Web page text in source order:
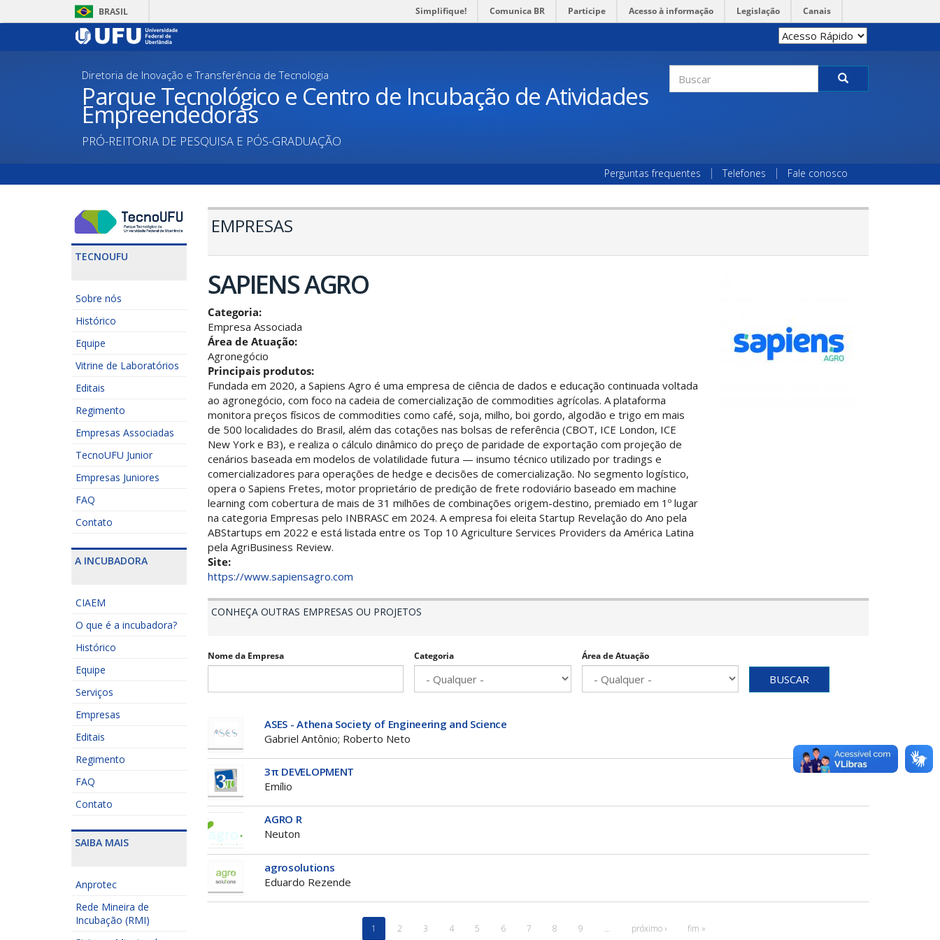
para
BRASIL Simplifique! Comunica BR Participe Acesso à informação Legislação Canais
Diretoria de Inovação e Transferência de Tecnologia
Parque Tecnológico e Centro de Incubação de Atividades
Empreendedoras
PRÓ-REITORIA DE PESQUISA E PÓS-GRADUAÇÃO
Formulário
de
Perguntas frequentes Telefones Fale conosco
TECNOUFU
Sobre nós
Histórico
Equipe
Vitrine de Laboratórios
Editais
Regimento
Empresas Associadas
TecnoUFU Junior
Empresas Juniores
FAQ
Contato
A INCUBADORA
CIAEM
O que é a incubadora?
Histórico
Equipe
Serviços
Empresas
Editais
Regimento
FAQ
Contato
SAIBA MAIS
Anprotec
Rede Mineira de
Incubação (RMI)
EMPRESAS
SAPIENS AGRO
Categoria:
Empresa Associada
Área de Atuação:
Agronegócio
Principais produtos:
Fundada em 2020, a Sapiens Agro é uma empresa de ciência de dados e educação continuada voltada
ao agronegócio, com foco na cadeia de comercialização de commodities agrícolas. A plataforma
monitora preços físicos de commodities como café, soja, milho, boi gordo, algodão e trigo em mais
de 500 localidades do Brasil, além das cotações nas bolsas de referência (CBOT, ICE London, ICE
New York e B3), e realiza o cálculo dinâmico do preço de paridade de exportação com projeção de
cenários baseada em modelos de volatilidade futura — insumo técnico utilizado por tradings e
comercializadores para operações de hedge e decisões de comercialização. No segmento logístico,
opera o Sapiens Fretes, motor proprietário de predição de frete rodoviário baseado em machine
learning com cobertura de mais de 31 milhões de combinações origem-destino, premiado em 1º lugar
na categoria Empresas pelo INBRASC em 2024. A empresa foi eleita Startup Revelação do Ano pela
ABStartups em 2022 e está listada entre os Top 10 Agriculture Services Providers da América Latina
pela AgriBusiness Review.
Site:
https://www.sapiensagro.com
CONHEÇA OUTRAS EMPRESAS OU PROJETOS
Nome da Empresa Categoria Área de Atuação
BUSCAR
ASES - Athena Society of Engineering and Science
Gabriel Antônio; Roberto Neto
3π DEVELOPMENT
Emílio
AGRO R
Neuton
agrosolutions
Eduardo Rezende
1 2 3 4 5 6 7 8 9 … próximo › fim »